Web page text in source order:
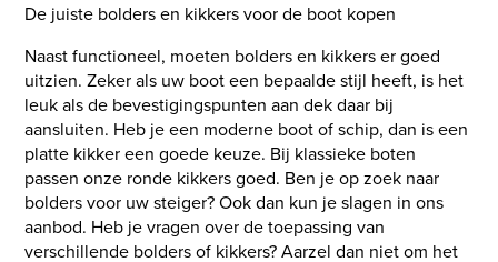
De juiste bolders en kikkers voor de boot kopen
Naast functioneel, moeten bolders en kikkers er goed
uitzien. Zeker als uw boot een bepaalde stijl heeft, is het
leuk als de bevestigingspunten aan dek daar bij
aansluiten. Heb je een moderne boot of schip, dan is een
platte kikker een goede keuze. Bij klassieke boten
passen onze ronde kikkers goed. Ben je op zoek naar
bolders voor uw steiger? Ook dan kun je slagen in ons
aanbod. Heb je vragen over de toepassing van
verschillende bolders of kikkers? Aarzel dan niet om het